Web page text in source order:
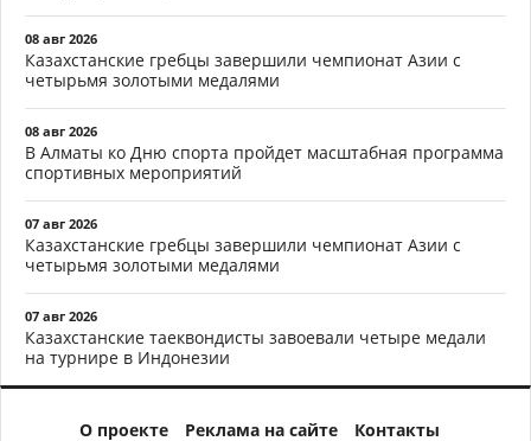
08 авг 2026
Казахстанские гребцы завершили чемпионат Азии с
четырьмя золотыми медалями
08 авг 2026
В Алматы ко Дню спорта пройдет масштабная программа
спортивных мероприятий
07 авг 2026
Казахстанские гребцы завершили чемпионат Азии с
четырьмя золотыми медалями
07 авг 2026
Казахстанские таеквондисты завоевали четыре медали
на турнире в Индонезии
О проекте Реклама на сайте Контакты